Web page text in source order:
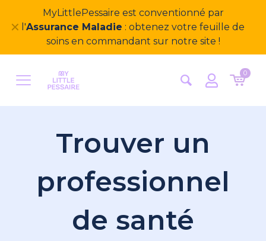
MyLittlePessaire est conventionné par
l'Assurance Maladie : obtenez votre feuille de
soins en commandant sur notre site !
✕
0
Trouver un
professionnel
de santé